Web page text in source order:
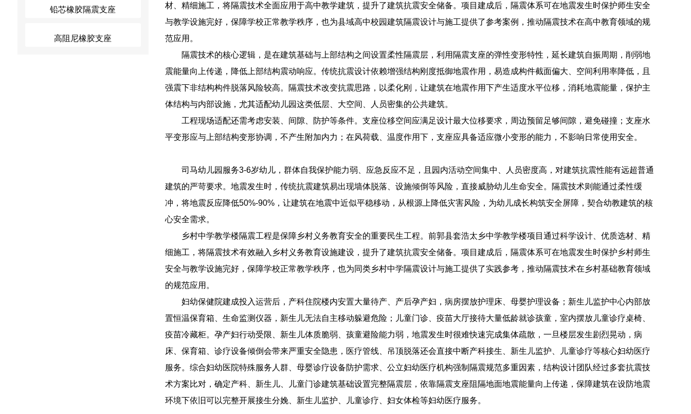
铅芯橡胶隔震支座
高阻尼橡胶支座
材、精细施工，将隔震技术全面应用于高中教学建筑，提升了建筑抗震安全储备。项目建成后，隔震体系可在地震发生时保护师生安全
与教学设施完好，保障学校正常教学秩序，也为县域高中校园建筑隔震设计与施工提供了参考案例，推动隔震技术在高中教育领域的规
范应用。
隔震技术的核心逻辑，是在建筑基础与上部结构之间设置柔性隔震层，利用隔震支座的弹性变形特性，延长建筑自振周期，削弱地
震能量向上传递，降低上部结构震动响应。传统抗震设计依赖增强结构刚度抵御地震作用，易造成构件截面偏大、空间利用率降低，且
强震下非结构构件脱落风险较高。隔震技术改变抗震思路，以柔化刚，让建筑在地震作用下产生适度水平位移，消耗地震能量，保护主
体结构与内部设施，尤其适配幼儿园这类低层、大空间、人员密集的公共建筑。
工程现场适配还需考虑安装、间隙、防护等条件。支座位移空间应满足设计最大位移要求，周边预留足够间隙，避免碰撞；支座水
平变形应与上部结构变形协调，不产生附加内力；在风荷载、温度作用下，支座应具备适应微小变形的能力，不影响日常使用安全。
司马幼儿园服务3-6岁幼儿，群体自我保护能力弱、应急反应不足，且园内活动空间集中、人员密度高，对建筑抗震性能有远超普通
建筑的严苛要求。地震发生时，传统抗震建筑易出现墙体脱落、设施倾倒等风险，直接威胁幼儿生命安全。隔震技术则能通过柔性缓
冲，将地震反应降低50%-90%，让建筑在地震中近似平稳移动，从根源上降低灾害风险，为幼儿成长构筑安全屏障，契合幼教建筑的核
心安全需求。
乡村中学教学楼隔震工程是保障乡村义务教育安全的重要民生工程。前郭县套浩太乡中学教学楼项目通过科学设计、优质选材、精
细施工，将隔震技术有效融入乡村义务教育设施建设，提升了建筑抗震安全储备。项目建成后，隔震体系可在地震发生时保护乡村师生
安全与教学设施完好，保障学校正常教学秩序，也为同类乡村中学隔震设计与施工提供了实践参考，推动隔震技术在乡村基础教育领域
的规范应用。
妇幼保健院建成投入运营后，产科住院楼内安置大量待产、产后孕产妇，病房摆放护理床、母婴护理设备；新生儿监护中心内部放
置恒温保育箱、生命监测仪器，新生儿无法自主移动躲避危险；儿童门诊、疫苗大厅接待大量低龄就诊孩童，室内摆放儿童诊疗桌椅、
疫苗冷藏柜。孕产妇行动受限、新生儿体质脆弱、孩童避险能力弱，地震发生时很难快速完成集体疏散，一旦楼层发生剧烈晃动，病
床、保育箱、诊疗设备倾倒会带来严重安全隐患，医疗管线、吊顶脱落还会直接中断产科接生、新生儿监护、儿童诊疗等核心妇幼医疗
服务。综合妇幼医院特殊服务人群、母婴诊疗设备防护需求、公立妇幼医疗机构强制隔震规范多重因素，结构设计团队经过多套抗震技
术方案比对，确定产科、新生儿、儿童门诊建筑基础设置完整隔震层，依靠隔震支座阻隔地面地震能量向上传递，保障建筑在设防地震
环境下依旧可以完整开展接生分娩、新生儿监护、儿童诊疗、妇女体检等妇幼医疗服务。